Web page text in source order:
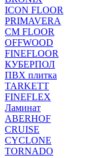
ICON FLOOR
PRIMAVERA
CM FLOOR
OFFWOOD
FINEFLOOR
КУБЕРПОЛ
ПВХ плитка
TARKETT
FINEFLEX
Ламинат
ABERHOF
CRUISE
CYCLONE
TORNADO